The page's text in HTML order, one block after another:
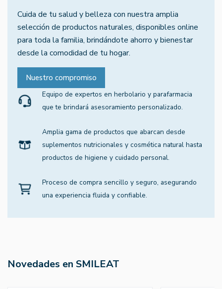
Cuida de tu salud y belleza con nuestra amplia
selección de productos naturales, disponibles online
para toda la familia, brindándote ahorro y bienestar
desde la comodidad de tu hogar.
Nuestro compromiso
Equipo de expertos en herbolario y parafarmacia
que te brindará asesoramiento personalizado.
Amplia gama de productos que abarcan desde
suplementos nutricionales y cosmética natural hasta
productos de higiene y cuidado personal.
Proceso de compra sencillo y seguro, asegurando
una experiencia fluida y confiable.
Novedades en SMILEAT